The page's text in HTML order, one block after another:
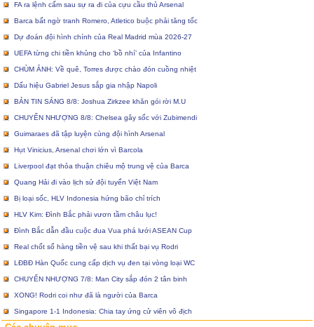
FA ra lệnh cấm sau sự ra đi của cựu cầu thủ Arsenal
Barca bất ngờ tranh Romero, Atletico buộc phải tăng tốc
Dự đoán đội hình chính của Real Madrid mùa 2026-27
UEFA từng chi tiền khủng cho ‘bồ nhí’ của Infantino
CHÙM ẢNH: Về quê, Torres được chào đón cuồng nhiệt
Dấu hiệu Gabriel Jesus sắp gia nhập Napoli
BẢN TIN SÁNG 8/8: Joshua Zirkzee khăn gói rời M.U
CHUYỂN NHƯỢNG 8/8: Chelsea gây sốc với Zubimendi
Guimaraes đã tập luyện cùng đội hình Arsenal
Hụt Vinicius, Arsenal chơi lớn vì Barcola
Liverpool đạt thỏa thuận chiêu mộ trung vệ của Barca
Quang Hải đi vào lịch sử đội tuyển Việt Nam
Bị loại sốc, HLV Indonesia hứng bão chỉ trích
HLV Kim: Đình Bắc phải vươn tầm châu lục!
Đình Bắc dẫn đầu cuộc đua Vua phá lưới ASEAN Cup
Real chốt sổ hàng tiền vệ sau khi thất bại vụ Rodri
LĐBĐ Hàn Quốc cung cấp dịch vụ đen tại vòng loại WC
CHUYỂN NHƯỢNG 7/8: Man City sắp đón 2 tân binh
XONG! Rodri coi như đã là người của Barca
Singapore 1-1 Indonesia: Chia tay ứng cử viên vô địch